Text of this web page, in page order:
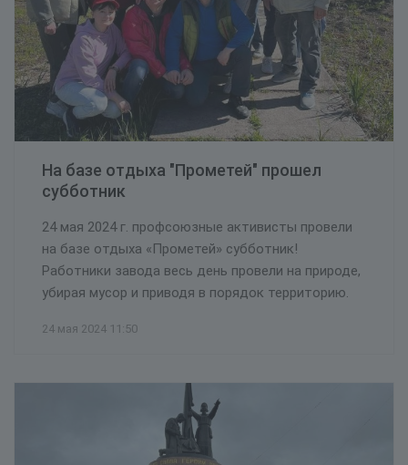
На базе отдыха "Прометей" прошел
субботник
24 мая 2024 г. профсоюзные активисты провели
на базе отдыха «Прометей» субботник!
Работники завода весь день провели на природе,
убирая мусор и приводя в порядок территорию.
24 мая 2024 11:50